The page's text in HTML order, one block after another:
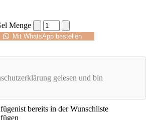
Menge
Mit WhatsApp bestellen
gelesen und bin
ist bereits in der Wunschliste